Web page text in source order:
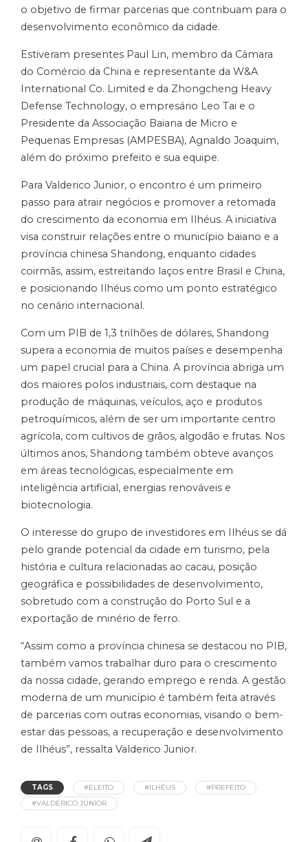
o objetivo de firmar parcerias que contribuam para o
desenvolvimento econômico da cidade.
Estiveram presentes Paul Lin, membro da Câmara
do Comércio da China e representante da W&A
International Co. Limited e da Zhongcheng Heavy
Defense Technology, o empresário Leo Tai e o
Presidente da Associação Baiana de Micro e
Pequenas Empresas (AMPESBA), Agnaldo Joaquim,
além do próximo prefeito e sua equipe.
Para Valderico Junior, o encontro é um primeiro
passo para atrair negócios e promover a retomada
do crescimento da economia em Ilhéus. A iniciativa
visa construir relações entre o município baiano e a
província chinesa Shandong, enquanto cidades
coirmãs, assim, estreitando laços entre Brasil e China,
e posicionando Ilhéus como um ponto estratégico
no cenário internacional.
Com um PIB de 1,3 trilhões de dólares, Shandong
supera a economia de muitos países e desempenha
um papel crucial para a China. A província abriga um
dos maiores polos industriais, com destaque na
produção de máquinas, veículos, aço e produtos
petroquímicos, além de ser um importante centro
agrícola, com cultivos de grãos, algodão e frutas. Nos
últimos anos, Shandong também obteve avanços
em áreas tecnológicas, especialmente em
inteligência artificial, energias renováveis e
biotecnologia.
O interesse do grupo de investidores em Ilhéus se dá
pelo grande potencial da cidade em turismo, pela
história e cultura relacionadas ao cacau, posição
geográfica e possibilidades de desenvolvimento,
sobretudo com a construção do Porto Sul e a
exportação de minério de ferro.
“Assim como a província chinesa se destacou no PIB,
também vamos trabalhar duro para o crescimento
da nossa cidade, gerando emprego e renda. A gestão
moderna de um município é também feita através
de parcerias com outras economias, visando o bem-
estar das pessoas, a recuperação e desenvolvimento
de Ilhéus”, ressalta Valderico Junior.
TAGS #ELEITO #ILHÉUS
#PREFEITO
#VALDERICO JÚNIOR